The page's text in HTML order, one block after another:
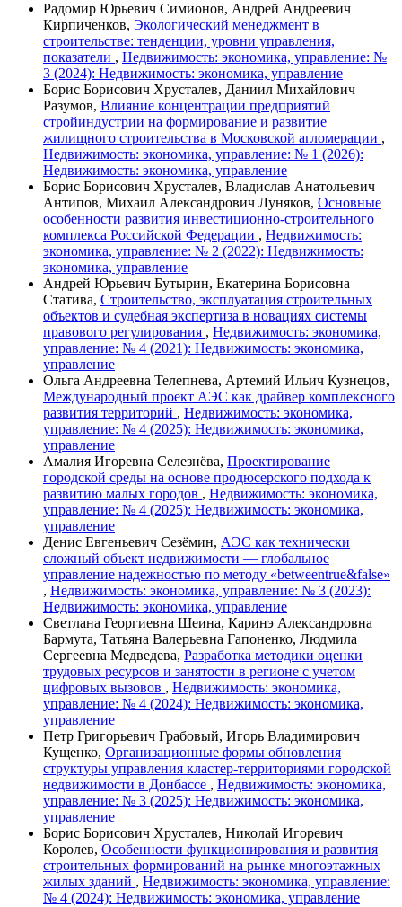
Радомир Юрьевич Симионов, Андрей Андреевич
Кирпиченков, Экологический менеджмент в
строительстве: тенденции, уровни управления,
показатели , Недвижимость: экономика, управление: №
3 (2024): Недвижимость: экономика, управление
Борис Борисович Хрусталев, Даниил Михайлович
Разумов, Влияние концентрации предприятий
стройиндустрии на формирование и развитие
жилищного строительства в Московской агломерации ,
Недвижимость: экономика, управление: № 1 (2026):
Недвижимость: экономика, управление
Борис Борисович Хрусталев, Владислав Анатольевич
Антипов, Михаил Александрович Луняков, Основные
особенности развития инвестиционно-строительного
комплекса Российской Федерации , Недвижимость:
экономика, управление: № 2 (2022): Недвижимость:
экономика, управление
Андрей Юрьевич Бутырин, Екатерина Борисовна
Статива, Строительство, эксплуатация строительных
объектов и судебная экспертиза в новациях системы
правового регулирования , Недвижимость: экономика,
управление: № 4 (2021): Недвижимость: экономика,
управление
Ольга Андреевна Телепнева, Артемий Ильич Кузнецов,
Международный проект АЭС как драйвер комплексного
развития территорий , Недвижимость: экономика,
управление: № 4 (2025): Недвижимость: экономика,
управление
Амалия Игоревна Селезнёва, Проектирование
городской среды на основе продюсерского подхода к
развитию малых городов , Недвижимость: экономика,
управление: № 4 (2025): Недвижимость: экономика,
управление
Денис Евгеньевич Сезёмин, АЭС как технически
сложный объект недвижимости — глобальное
управление надежностью по методу «betweentrue&false»
, Недвижимость: экономика, управление: № 3 (2023):
Недвижимость: экономика, управление
Светлана Георгиевна Шеина, Каринэ Александровна
Бармута, Татьяна Валерьевна Гапоненко, Людмила
Сергеевна Медведева, Разработка методики оценки
трудовых ресурсов и занятости в регионе с учетом
цифровых вызовов , Недвижимость: экономика,
управление: № 4 (2024): Недвижимость: экономика,
управление
Петр Григорьевич Грабовый, Игорь Владимирович
Кущенко, Организационные формы обновления
структуры управления кластер-территориями городской
недвижимости в Донбассе , Недвижимость: экономика,
управление: № 3 (2025): Недвижимость: экономика,
управление
Борис Борисович Хрусталев, Николай Игоревич
Королев, Особенности функционирования и развития
строительных формирований на рынке многоэтажных
жилых зданий , Недвижимость: экономика, управление:
№ 4 (2024): Недвижимость: экономика, управление